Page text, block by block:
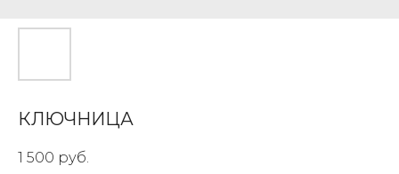
КЛЮЧНИЦА
1 500 руб.